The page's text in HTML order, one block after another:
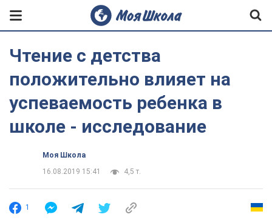
Чтение с детства
положительно влияет на
успеваемость ребенка в
школе - исследование
Моя Школа
16.08.2019 15:41
4,5 т.
1